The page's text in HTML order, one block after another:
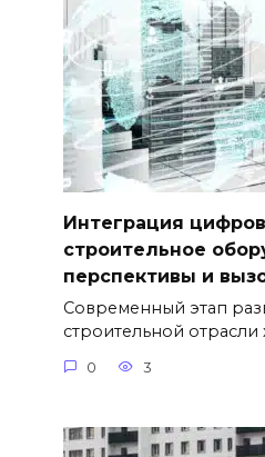
Интеграция
строительное
перспективы и
Современный этап
строительной отрасли
0 3